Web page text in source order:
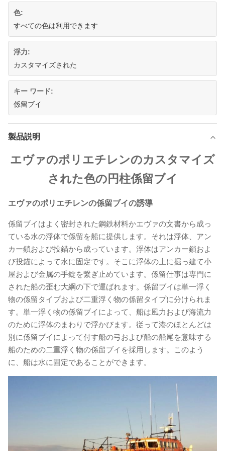
色:
すべての色は利用できます
浮力:
カスタマイズされた
キー ワード:
係留ブイ
製品説明
エヴァのポリエチレンのカスタマイズ
された色の円柱係留ブイ
エヴァのポリエチレンの係留ブイの誘導
係留ブイはよく密封された鋼鉄材料かエヴァの文書から成っ
ている水の浮体で係留を船に提供します。それは浮体、アン
カー鎖および投錨から成っています。浮体はアンカー鎖およ
び投錨によって水に固定です。そこに浮体の上に掘っ建て小
屋および金属の手錠を繋ぎ止めています。係留仕事は専門に
された船の歪む大綱の下で運ばれます。係留ブイは単一浮く
物の係留タイプおよび二重浮く物の係留タイプに分けられま
す。単一浮く物の係留ブイによって、船は風力および海流力
のために浮体のまわりで浮かびます。従って港のほとんどは
別に係留ブイによって付す船の弓および船の船尾を意味する
船のための二重浮く物の係留ブイを採用します。このよう
に、船は水に固定であることができます。